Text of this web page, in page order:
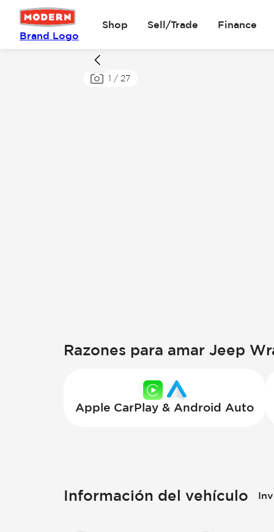
Brand Logo
Shop Sell/Trade Finance
1 / 27
Razones para amar Jeep
Apple CarPlay & Android Auto
Información del vehículo